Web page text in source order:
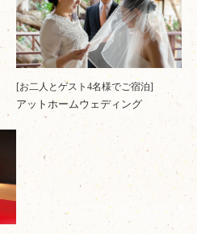
[お二人とゲスト4名様でご宿泊]
アットホームウェディング